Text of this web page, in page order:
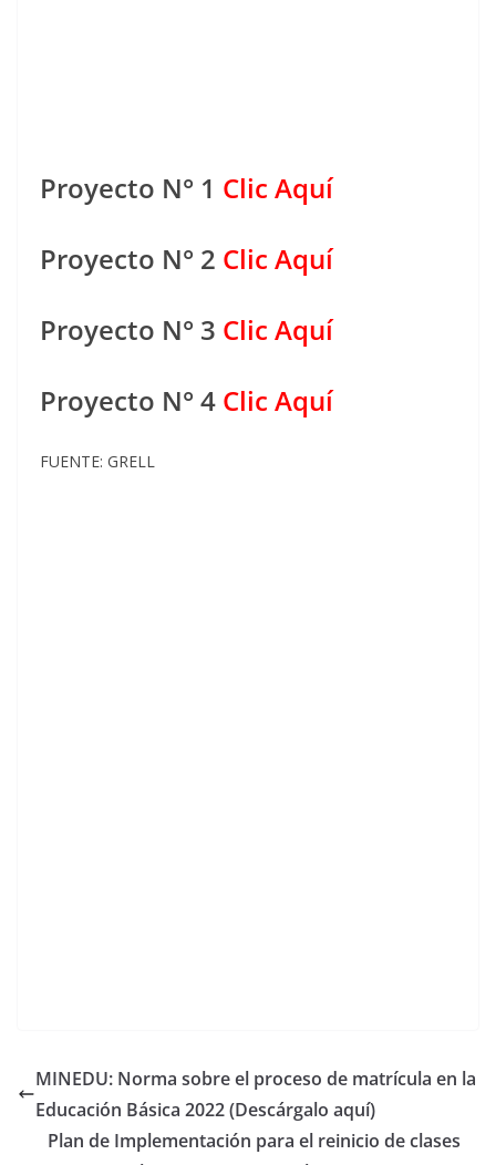
Proyecto N° 1 Clic Aquí
Proyecto N° 2 Clic Aquí
Proyecto N° 3 Clic Aquí
Proyecto N° 4 Clic Aquí
FUENTE: GRELL
MINEDU: Norma sobre el proceso de matrícula en la
Educación Básica 2022 (Descárgalo aquí)
Plan de Implementación para el reinicio de clases